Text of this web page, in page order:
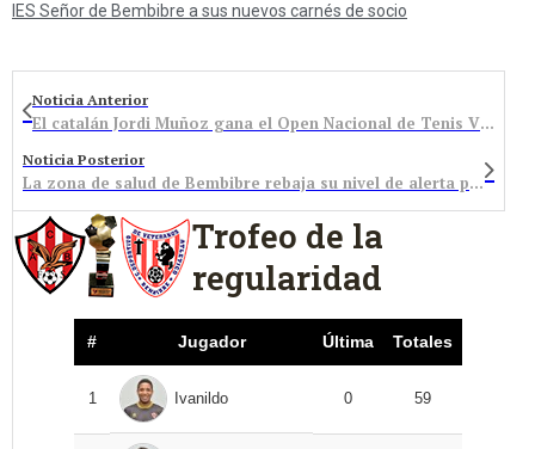
IES Señor de Bembibre a sus nuevos carnés de socio
Noticia Anterior
El catalán Jordi Muñoz gana el Open Nacional de Tenis Villa de Bembibre
Noticia Posterior
La zona de salud de Bembibre rebaja su nivel de alerta pero suma una PCR positiva el último día
Trofeo de la
regularidad
# Jugador Última Totales
1 Ivanildo 0 59